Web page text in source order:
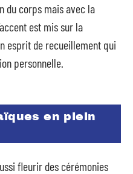
du corps mais avec la
est mis sur la
esprit de recueillement qui
personnelle.
en plein
fleurir des cérémonies